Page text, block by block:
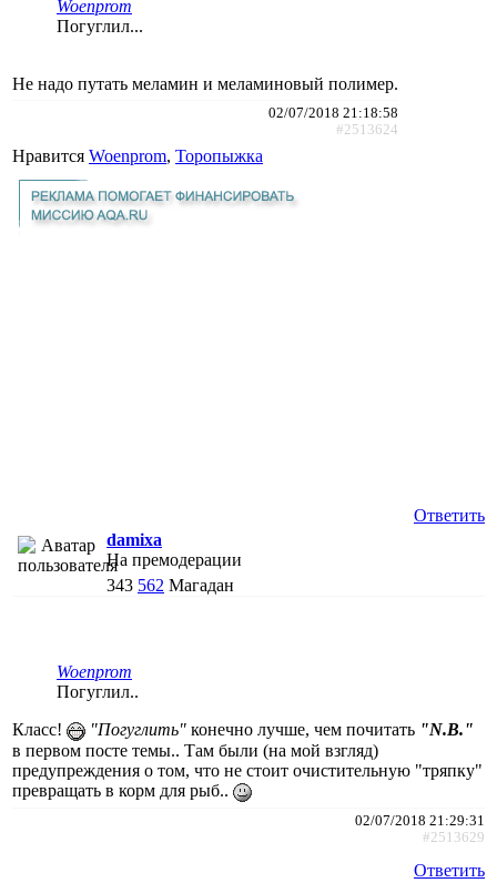
Woenprom
Погуглил...
Не надо путать меламин и меламиновый полимер.
02/07/2018 21:18:58
#2513624
Нравится Woenprom, Торопыжка
Ответить
damixa
На премодерации
343 562 Магадан
Woenprom
Погуглил..
Класс!
"Погуглить" конечно лучше, чем почитать "N.B."
в первом посте темы.. Там были (на мой взгляд)
предупреждения о том, что не стоит очистительную "тряпку"
превращать в корм для рыб..
02/07/2018 21:29:31
#2513629
Ответить